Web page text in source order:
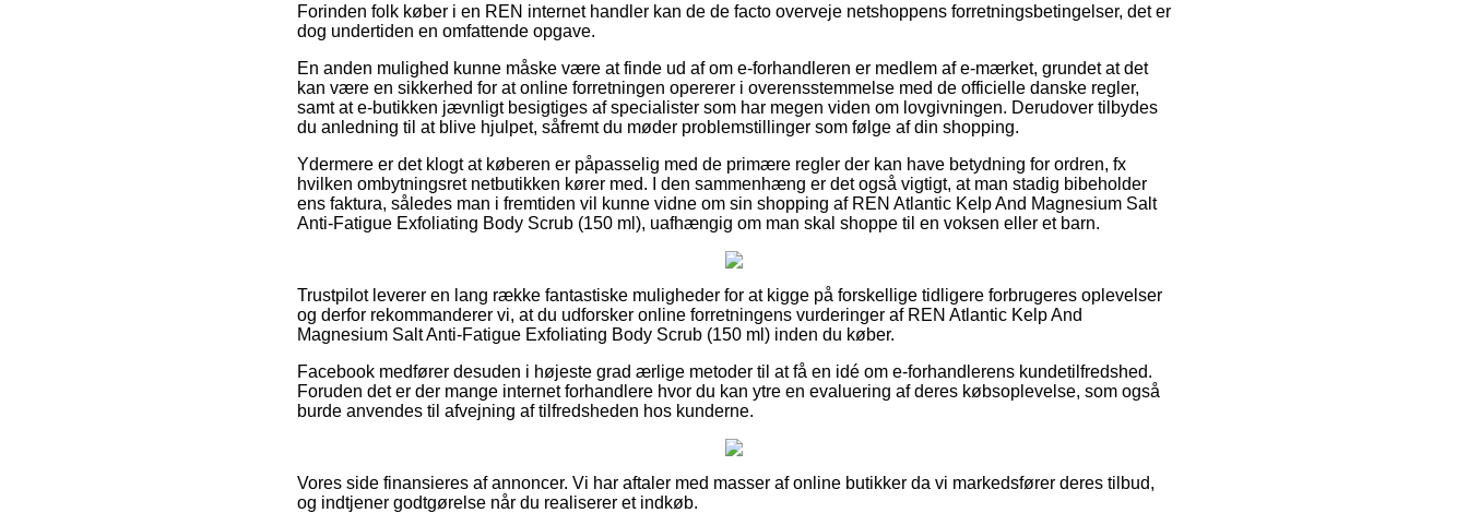
Forinden folk køber i en REN internet handler kan de de facto overveje netshoppens forretningsbetingelser, det er
dog undertiden en omfattende opgave.
En anden mulighed kunne måske være at finde ud af om e-forhandleren er medlem af e-mærket, grundet at det
kan være en sikkerhed for at online forretningen opererer i overensstemmelse med de officielle danske regler,
samt at e-butikken jævnligt besigtiges af specialister som har megen viden om lovgivningen. Derudover tilbydes
du anledning til at blive hjulpet, såfremt du møder problemstillinger som følge af din shopping.
Ydermere er det klogt at køberen er påpasselig med de primære regler der kan have betydning for ordren, fx
hvilken ombytningsret netbutikken kører med. I den sammenhæng er det også vigtigt, at man stadig bibeholder
ens faktura, således man i fremtiden vil kunne vidne om sin shopping af REN Atlantic Kelp And Magnesium Salt
Anti-Fatigue Exfoliating Body Scrub (150 ml), uafhængig om man skal shoppe til en voksen eller et barn.
Trustpilot leverer en lang række fantastiske muligheder for at kigge på forskellige tidligere forbrugeres oplevelser
og derfor rekommanderer vi, at du udforsker online forretningens vurderinger af REN Atlantic Kelp And
Magnesium Salt Anti-Fatigue Exfoliating Body Scrub (150 ml) inden du køber.
Facebook medfører desuden i højeste grad ærlige metoder til at få en idé om e-forhandlerens kundetilfredshed.
Foruden det er der mange internet forhandlere hvor du kan ytre en evaluering af deres købsoplevelse, som også
burde anvendes til afvejning af tilfredsheden hos kunderne.
Vores side finansieres af annoncer. Vi har aftaler med masser af online butikker da vi markedsfører deres tilbud,
og indtjener godtgørelse når du realiserer et indkøb.